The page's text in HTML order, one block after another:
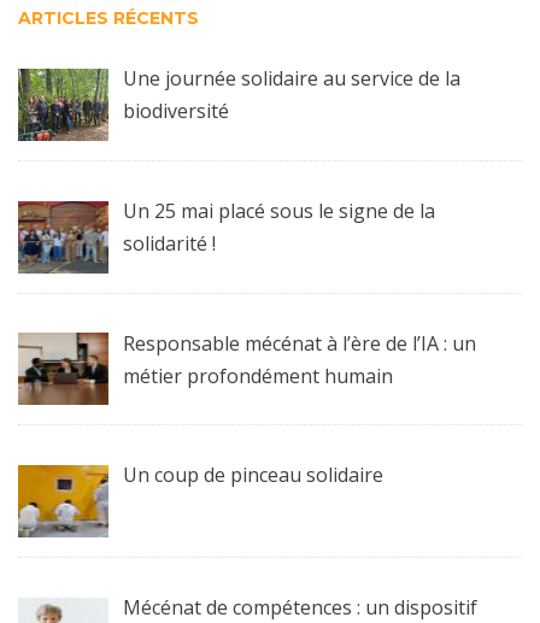
ARTICLES RÉCENTS
Une journée solidaire au service de la
biodiversité
Un 25 mai placé sous le signe de la
solidarité !
Responsable mécénat à l’ère de l’IA : un
métier profondément humain
Un coup de pinceau solidaire
Mécénat de compétences : un dispositif